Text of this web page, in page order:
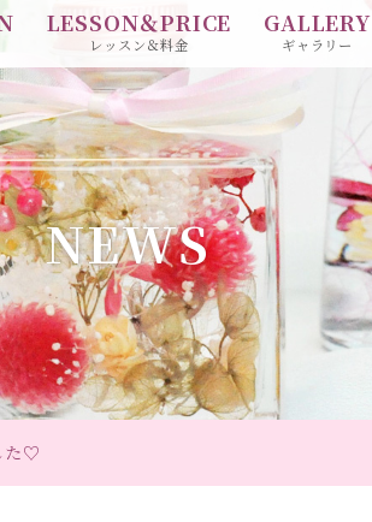
LESSON＆PRICE
レッスン＆料金
GALLERY
ギャラリー
NEWS
た♡